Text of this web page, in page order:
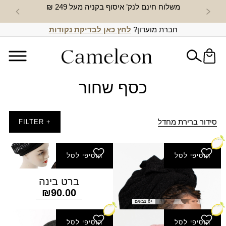
משלוח חינם לנק’ איסוף בקניה מעל 249 ₪ חדש
חברת מועדון? לחץ כאן לבדיקת נקודות
כסף שחור
סידור ברירת מחדל + FILTER
הוסיפי לסל
בנדנה משולש נוצץ
₪50.00
+6 צבעים
הוסיפי לסל
ברט בינה
₪90.00
הוסיפי לסל הוסיפי לסל